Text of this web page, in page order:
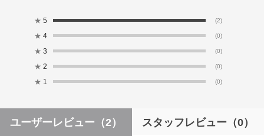
★ 5 (2)
★ 4 (0)
★ 3 (0)
★ 2 (0)
★ 1 (0)
ユーザーレビュー （2） スタッフレビュー （0）